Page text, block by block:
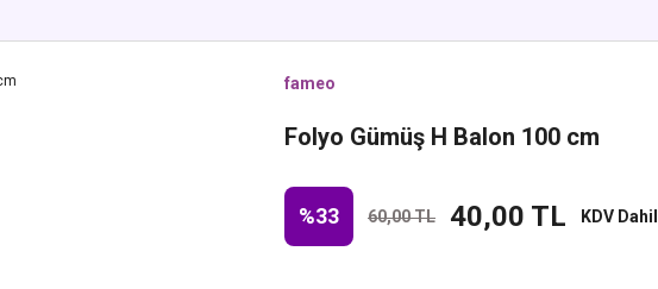
fameo
Folyo Gümüş H Balon 100 cm
%33 60,00 TL 40,00 TL KDV Dahil